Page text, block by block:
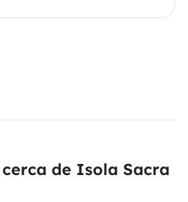
de Isola Sacra